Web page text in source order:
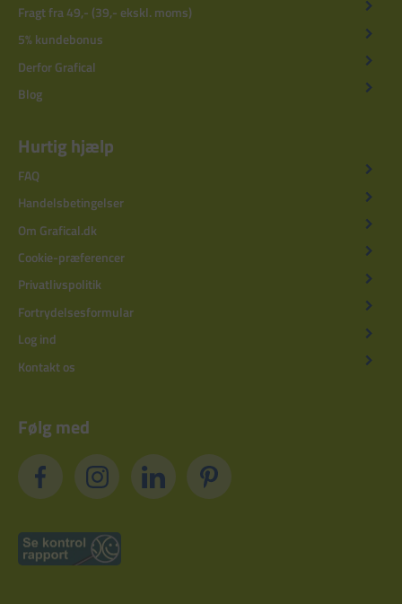
Fragt fra 49,- (39,- ekskl. moms)
5% kundebonus
Derfor Grafical
Blog
Hurtig hjælp
FAQ
Handelsbetingelser
Om Grafical.dk
Cookie-præferencer
Privatlivspolitik
Fortrydelsesformular
Log ind
Kontakt os
Følg med